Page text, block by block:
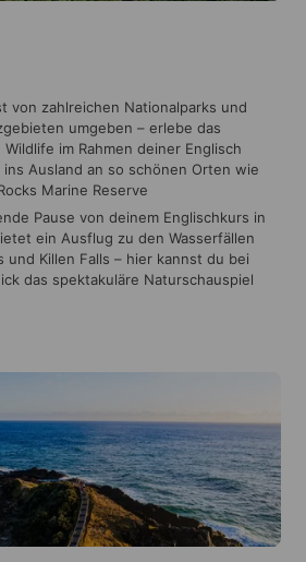
von zahlreichen Nationalparks und
umgeben – erlebe das
im Rahmen deiner Englisch
ins Ausland an so schönen Orten wie
Marine Reserve
Pause von deinem Englischkurs in
ein Ausflug zu den Wasserfällen
und Killen Falls – hier kannst du bei
das spektakuläre Naturschauspiel